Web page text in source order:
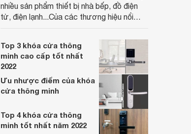
nhiều sản phẩm thiết bị nhà bếp, đồ điện
tử, điện lạnh...Của các thương hiệu nổi
bạn có thể trải nghiệm các sản phẩm với
chất lượng cao và mức giảm giá tốt.
Top 3 khóa cửa thông
minh cao cấp tốt nhất
2022
Ưu nhược điểm của khóa
cửa thông minh
Top 4 khóa cửa thông
minh tốt nhất năm 2022